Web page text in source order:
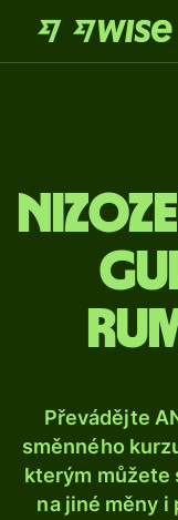
Převádějte
směnného
kterým můžete
na jiné měny i